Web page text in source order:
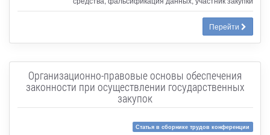
Перейти
Организационно-правовые основы обеспечения
законности при осуществлении государственных
закупок
Статья в сборнике трудов конференции